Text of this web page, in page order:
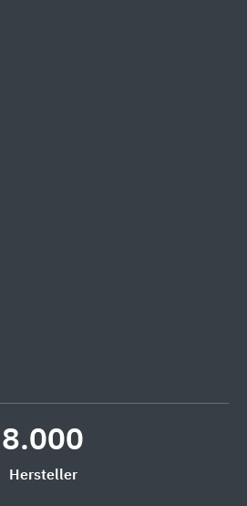
8.000
Hersteller